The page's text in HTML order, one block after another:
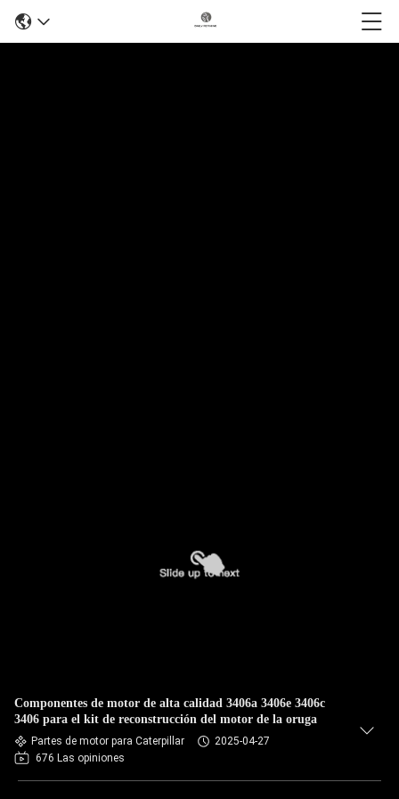
Componentes de motor de alta calidad 3406a 3406e 3406c
3406 para el kit de reconstrucción del motor de la oruga
Partes de motor para Caterpillar
2025-04-27
676 Las opiniones